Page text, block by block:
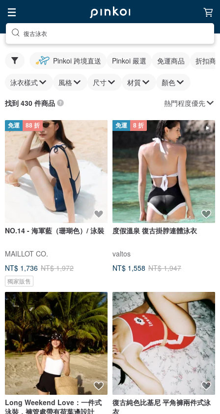
復古泳衣
Pinkoi 跨境直送 Pinkoi 嚴選 免運商品 折扣商
泳衣樣式 風格 尺寸 材質 顏色
找到 430 件商品 熱門程度優先
免運 88 折
NO.14 - 海軍藍（珊瑚色）/ 泳裝
MAILLOT CO.
NT$ 1,736 NT$ 1,972
獨家販售
免運 8 折
度假溫泉 復古掛脖連體泳衣
valtos
NT$ 1,558 NT$ 1,947
Long Weekend Love：一件式
泳裝，褲管處帶有荷葉邊設計
復古純色比基尼 平角褲兩件式泳
衣